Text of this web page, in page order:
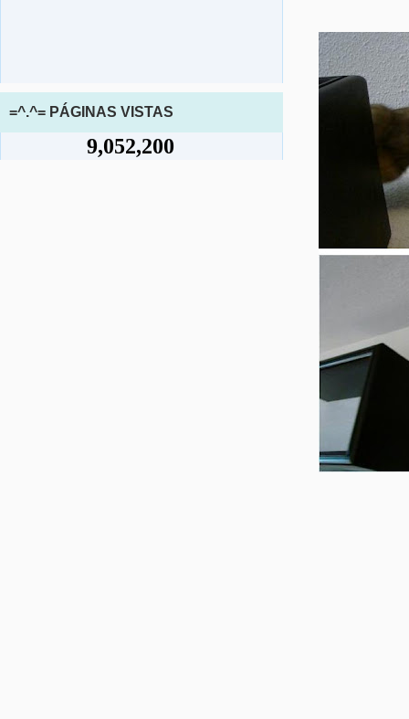
=^.^= PÁGINAS VISTAS
9,052,200